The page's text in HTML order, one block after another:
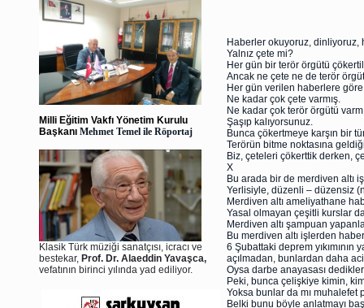
Milli Eğitim Vakfı Yönetim Kurulu
Başkanı Mehmet Temel ile Röportaj
Klasik Türk müziği sanatçısı, icracı ve
bestekar, Prof. Dr. Alaeddin Yavaşca,
vefatının birinci yılında yad ediliyor.
Haberler okuyoruz, dinliyoruz,
Yalnız çete mi?
Her gün bir terör örgütü
Ancak ne çete ne de terör
Her gün verilen haberlere
Ne kadar çok çete varmış.
Ne kadar çok terör örgütü
Şaşıp kalıyorsunuz.
Bunca çökertmeye karşın bir
Terörün bitme noktasına
Biz, çeteleri çökerttik derken,
X
Bu arada bir de merdiven altı
Yerlisiyle, düzenli – düzensiz
Merdiven altı ameliyathane
Yasal olmayan çeşitli kurslar
Merdiven altı şampuan
Bu merdiven altı işlerden
6 Şubattaki deprem
açılmadan, bunlardan daha
Oysa darbe anayasası
Peki, bunca çelişkiye kimin,
Yoksa bunlar da mı muhalefet
Belki bunu böyle anlatmayı